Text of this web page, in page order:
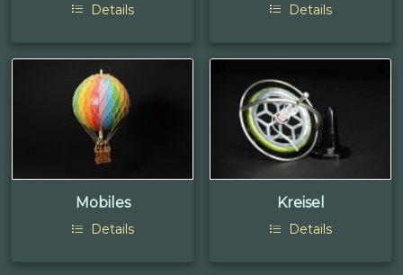
Details Details
Mobiles
Details
Kreisel
Details